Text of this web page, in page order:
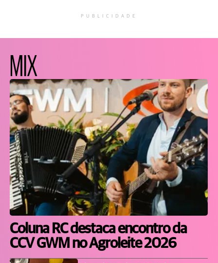
PUBLICIDADE
MIX
Coluna RC destaca encontro da
CCV GWM no Agroleite 2026